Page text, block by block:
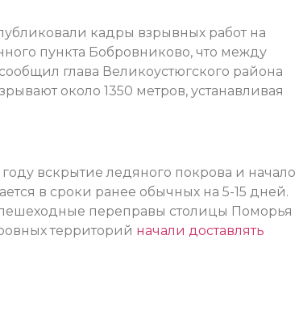
кадры взрывных работ на
пункта Бобровниково, что между
глава Великоустюгского района
около 1350 метров, устанавливая
вскрытие ледяного покрова и начало
в сроки ранее обычных на 5-15 дней.
переправы столицы Поморья
территорий начали доставлять